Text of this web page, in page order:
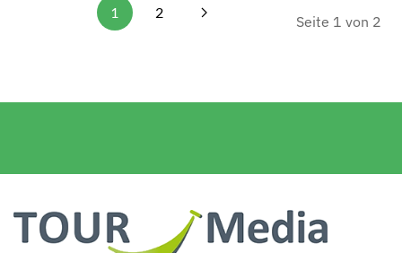
Seite 1 von 2
1 2